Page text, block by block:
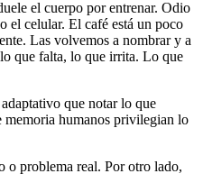
el cuerpo por entrenar. Odio
el celular. El café está un poco
Las volvemos a nombrar y a
que falta, lo que irrita. Lo que
que notar lo que
memoria humanos privilegian lo
o problema real. Por otro lado,